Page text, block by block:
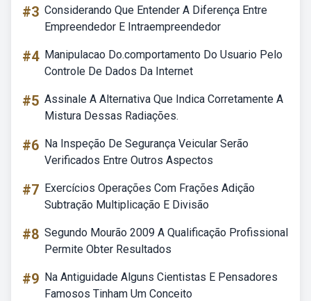
#3 Considerando Que Entender A Diferença Entre
Empreendedor E Intraempreendedor
#4 Manipulacao Do.comportamento Do Usuario Pelo
Controle De Dados Da Internet
#5 Assinale A Alternativa Que Indica Corretamente A
Mistura Dessas Radiações.
#6 Na Inspeção De Segurança Veicular Serão
Verificados Entre Outros Aspectos
#7 Exercícios Operações Com Frações Adição
Subtração Multiplicação E Divisão
#8 Segundo Mourão 2009 A Qualificação Profissional
Permite Obter Resultados
#9 Na Antiguidade Alguns Cientistas E Pensadores
Famosos Tinham Um Conceito